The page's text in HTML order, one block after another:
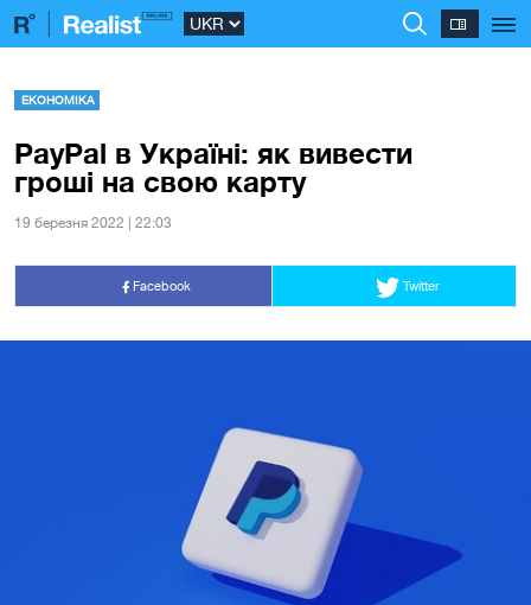
ЕКОНОМІКА
PayPal в Україні: як вивести
гроші на свою карту
19 березня 2022 | 22:03
Facebook Twitter